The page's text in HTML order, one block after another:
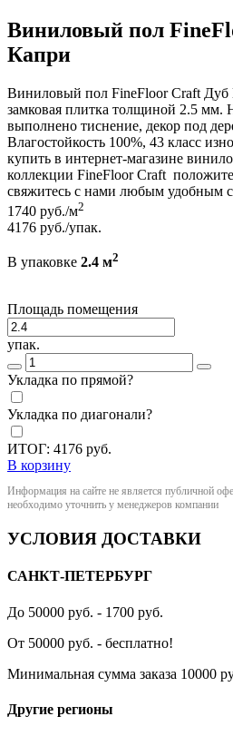
Виниловый пол
Капри
Виниловый пол FineFloor Craft Дуб
замковая плитка толщиной 2.5 мм.
выполнено тиснение, декор под
Влагостойкость 100%, 43 класс
купить в интернет-магазине
коллекции FineFloor Craft
свяжитесь с нами любым удобным
1740 руб./м2
4176 руб./упак.
В упаковке 2.4 м2
Площадь помещения
упак.
Укладка по прямой?
Укладка по диагонали?
ИТОГ: 4176 руб.
В корзину
Информация на сайте не является публичной
необходимо уточнить у менеджеров компании
УСЛОВИЯ ДОСТАВКИ
САНКТ-ПЕТЕРБУРГ
До 50000 руб. - 1700 руб.
От 50000 руб. - бесплатно!
Минимальная сумма заказа 10000
Другие регионы